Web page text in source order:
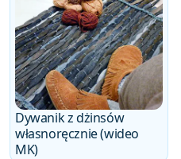
Dywanik z dżinsów
własnoręcznie (wideo
MK)